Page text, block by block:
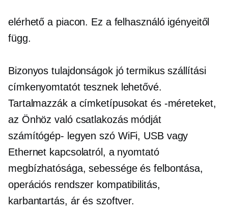
elérhető a piacon. Ez a felhasználó igényeitől
függ.
Bizonyos tulajdonságok jó termikus szállítási
címkenyomtatót tesznek lehetővé.
Tartalmazzák a címketípusokat és -méreteket,
az Önhöz való csatlakozás módját
számítógép- legyen szó WiFi, USB vagy
Ethernet kapcsolatról, a nyomtató
megbízhatósága, sebessége és felbontása,
operációs rendszer kompatibilitás,
karbantartás, ár és szoftver.